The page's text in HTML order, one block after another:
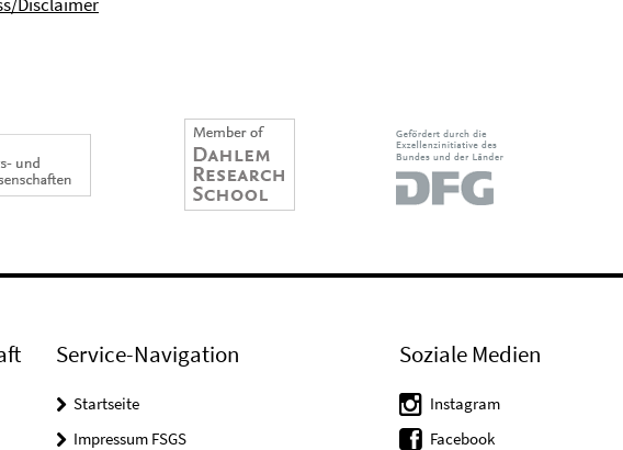
Service-Navigation
Startseite
Impressum FSGS
Soziale Medien
Instagram
Facebook